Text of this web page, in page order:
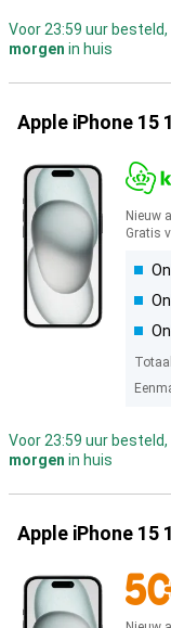
Voor 23:59 uur besteld,
morgen in huis
Apple iPhone 15
Nieuw
Gratis
Voor 23:59 uur besteld,
morgen in huis
Apple iPhone 15